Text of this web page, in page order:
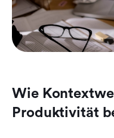
Wie
Produktivität